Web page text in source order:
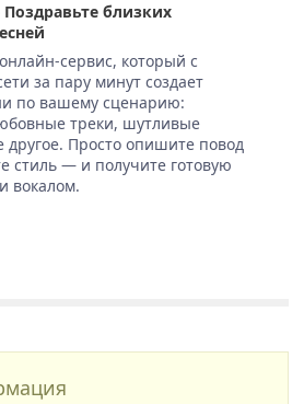
близких
сервис, который с
за пару минут создает
по вашему сценарию:
треки, шутливые
другое. Просто опишите повод
стиль — и получите готовую
вокалом.